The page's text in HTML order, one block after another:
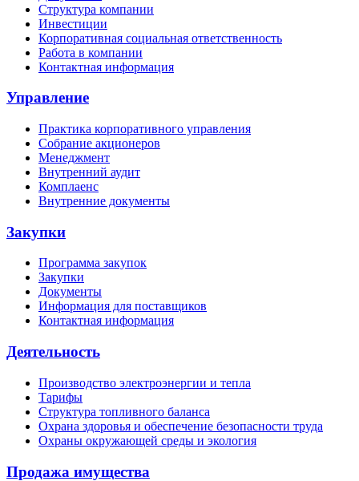
Структура компании
Инвестиции
Корпоративная социальная ответственность
Работа в компании
Контактная информация
Управление
Практика корпоративного управления
Собрание акционеров
Менеджмент
Внутренний аудит
Комплаенс
Внутренние документы
Закупки
Программа закупок
Закупки
Документы
Информация для поставщиков
Контактная информация
Деятельность
Производство электроэнергии и тепла
Тарифы
Структура топливного баланса
Охрана здоровья и обеспечение безопасности труда
Охраны окружающей среды и экология
Продажа имущества